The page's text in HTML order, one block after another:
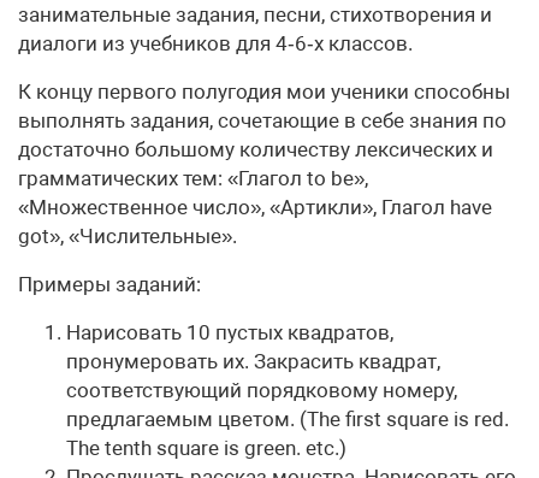
занимательные задания, песни, стихотворения и
диалоги из учебников для 4‑6‑х классов.
К концу первого полугодия мои ученики способны
выполнять задания, сочетающие в себе знания по
достаточно большому количеству лексических и
грамматических тем: «Глагол to be»,
«Множественное число», «Артикли», Глагол have
got», «Числительные».
Примеры заданий:
Нарисовать 10 пустых квадратов,
пронумеровать их. Закрасить квадрат,
соответствующий порядковому номеру,
предлагаемым цветом. (The first square is red.
The tenth square is green. etc.)